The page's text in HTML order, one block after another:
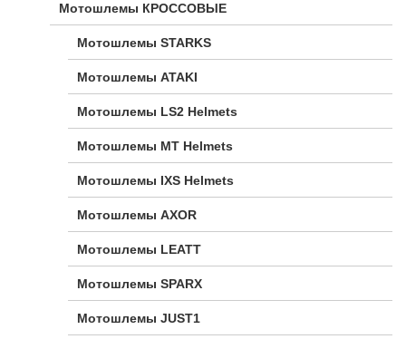
Мотошлемы КРОССОВЫЕ
Мотошлемы STARKS
Мотошлемы ATAKI
Мотошлемы LS2 Helmets
Мотошлемы MT Helmets
Мотошлемы IXS Helmets
Мотошлемы AXOR
Мотошлемы LEATT
Мотошлемы SPARX
Мотошлемы JUST1